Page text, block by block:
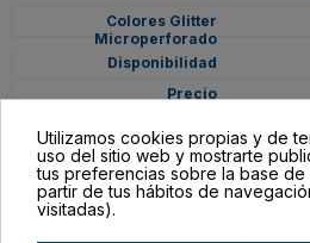
Utilizamos cookies propias y de
uso del sitio web y mostrarte
tus preferencias sobre la base
partir de tus hábitos de
visitadas).